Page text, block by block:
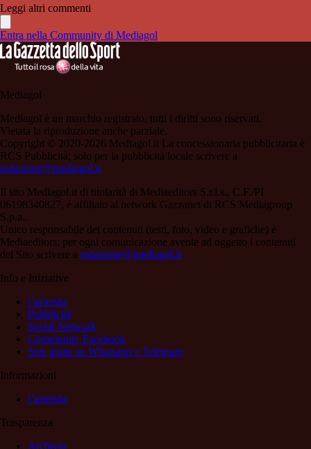
Leggi altri commenti
Entra nella Community di Mediagol
Mediagol
Mediagol è un marchio registrato, tutti i diritti sono riservati.
Vietata la riproduzione anche parziale.
Copyright © 2020-2026 Mediagol.it La concessionaria pubblicitaria è
RCS Pubblicità; solo per la pubblicità locale scrivere a
redazione@mediagol.it
Il sito Mediagol.it di titolarità di Mediaeditors S.r.l.s., C.F./PI
06198340827, è affiliato al network Gazzanet di RCS Mediagroup
S.p.a..
Unico responsabile dei contenuti (testi, foto, video e grafiche) è
Mediaeditors; per ogni comunicazione avente ad oggetto i contenuti
del Sito scrivere a redazione@mediagol.it
Info e Iniziative
l’azienda
Pubblicità
Social Network
Community Facebook
Sms gratis su Whatsapp e Telegram
Informazioni
l’azienda
Trasparenza
Archivio